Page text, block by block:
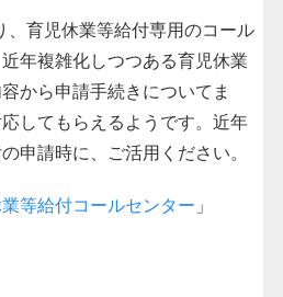
、育児休業等給付専用のコール
年複雑化しつつある育児休業
から申請手続きについてま
してもらえるようです。近年
申請時に、ご活用ください。
等給付コールセンター 」